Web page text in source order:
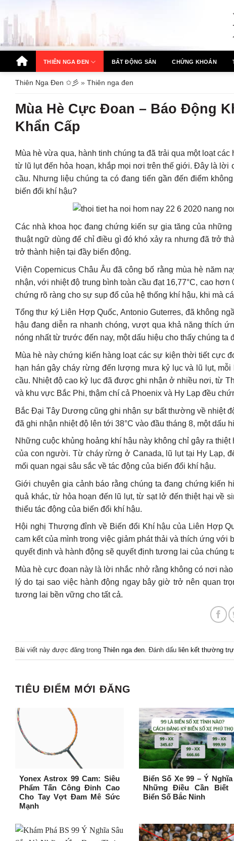
qua
dung
THIÊN NGA ĐEN BẤT ĐỘNG SẢN CHỨNG KHOÁN
Thiên Nga Đen ✩彡 » Thiên nga đen
Mùa Hè Cực Đoan – Báo Động
Khẩn Cấp
Mùa hè vừa qua, hành tinh chúng ta đã trải qua một loạt
từ lũ lụt đến hỏa hoạn, khắp mọi nơi trên thế giới. Đây là lời
cầu. Nhưng liệu chúng ta có đang tiến gần đến điểm
biến đổi khí hậu?
Các nhà khoa học đang chứng kiến sự gia tăng của
thuật ngữ dùng để chỉ điều gì đó khó xảy ra nhưng đã trở
trở thành hiện tại đầy biến động.
Viện Copernicus Châu Âu đã công bố rằng mùa hè năm
nhận, với nhiệt độ trung bình toàn cầu đạt 16,77°C, cao
chứng rõ ràng cho sự sụp đổ của hệ thống khí hậu, khi mà
Tổng thư ký Liên Hợp Quốc, Antonio Guterres, đã không
hậu đang diễn ra nhanh chóng, vượt qua khả năng thích
nóng nhất từ trước đến nay, một dấu hiệu cho thấy chúng
Mùa hè này chứng kiến hàng loạt các sự kiện thời tiết cực
hạn hán gây cháy rừng đến lượng mưa kỷ lục và lũ lụt,
cầu. Nhiệt độ cao kỷ lục đã được ghi nhận ở nhiều nơi, từ
và khu vực Bắc Phi, thậm chí cả Phoenix và Hy Lạp đều
Bắc Đại Tây Dương cũng ghi nhận sự bất thường về nhiệt
đã ghi nhận nhiệt độ lên tới 38°C vào đầu tháng 8, một dấu
Những cuộc khủng hoảng khí hậu này không chỉ gây ra
của con người. Từ cháy rừng ở Canada, lũ lụt tại Hy Lạp,
mối quan ngại sâu sắc về tác động của biến đổi khí hậu.
Giới chuyên gia cảnh báo rằng chúng ta đang chứng kiến
quả khác, từ hỏa hoạn đến lũ lụt, từ sạt lở đến thiệt hại về
thiểu tác động của biến đổi khí hậu.
Hội nghị Thượng đỉnh về Biến đổi Khí hậu của Liên Hợp
cam kết của mình trong việc giảm phát thải và thích ứng
quyết định và hành động sẽ quyết định tương lai của chúng
Mùa hè cực đoan này là lời nhắc nhở rằng không có nơi
lý do tại sao việc hành động ngay bây giờ trở nên quan
tương lai bền vững cho tất cả.
Bài viết này được đăng trong Thiên nga đen. Đánh dấu liên kết thường
TIÊU ĐIỂM MỚI ĐĂNG
Yonex Astrox 99 Cam: Siêu
Phẩm Tấn Công Đỉnh Cao
Cho Tay Vợt Đam Mê Sức
Mạnh
Biển Số Xe 99 – Ý Nghĩa
Những Điều Cần Biết
Biển Số Bắc Ninh